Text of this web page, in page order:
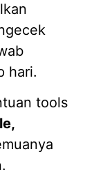
hari.
tools